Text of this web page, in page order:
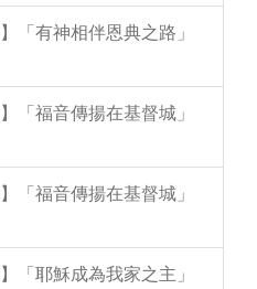
「有神相伴恩典之路」
「福音傳揚在基督城」
「福音傳揚在基督城」
「耶穌成為我家之主」